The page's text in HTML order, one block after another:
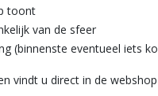
toont
van de sfeer
(binnenste eventueel iets
vindt u direct in de